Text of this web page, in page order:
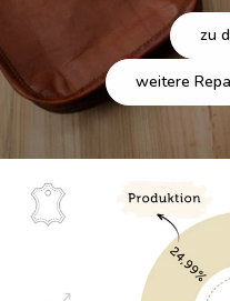
zu
weitere